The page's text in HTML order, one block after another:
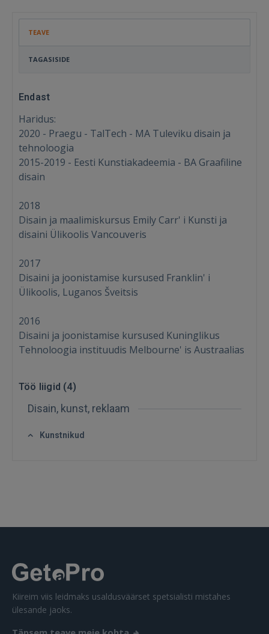
Ei ole veel registreerunud?
TEAVE
TAGASISIDE
Endast
Haridus:
2020 - Praegu - TalTech - MA Tuleviku disain ja
tehnoloogia
2015-2019 - Eesti Kunstiakadeemia - BA Graafiline
disain
2018
Disain ja maalimiskursus Emily Carr' i Kunsti ja
disaini Ülikoolis Vancouveris
2017
Disaini ja joonistamise kursused Franklin' i
Ülikoolis, Luganos Šveitsis
2016
Disaini ja joonistamise kursused Kuninglikus
Tehnoloogia instituudis Melbourne' is Austraalias
Töö liigid (4)
Disain, kunst, reklaam
Kunstnikud
Kiireim viis leidmaks usaldusväärset spetsialisti mistahes
ülesande jaoks.